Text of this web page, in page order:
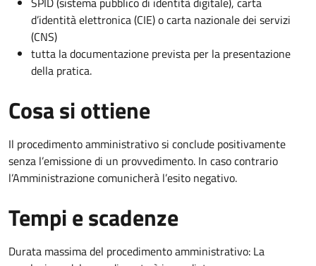
d’identità elettronica (CIE) o carta nazionale dei servizi
(CNS)
tutta la documentazione prevista per la presentazione
della pratica.
Cosa si ottiene
Il procedimento amministrativo si conclude positivamente
senza l’emissione di un provvedimento. In caso contrario
l’Amministrazione comunicherà l’esito negativo.
Tempi e scadenze
Durata massima del procedimento amministrativo: La